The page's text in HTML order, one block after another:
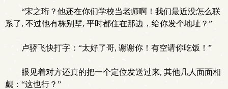
“宋之珩？他还在你们学校当老师啊！我们最近没怎么联
系了, 不过他有栋别墅, 平时都住在那边，给你发个地址？”
卢骄飞快打字：“太好了哥, 谢谢你！有空请你吃饭！”
眼见着对方还真的把一个定位发送过来, 其他几人面面相
觑：“这也行？”